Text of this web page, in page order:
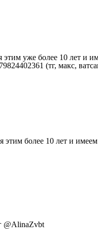
уже более 10 лет и
(тг, макс,
более 10 лет и
@AlinaZvbt